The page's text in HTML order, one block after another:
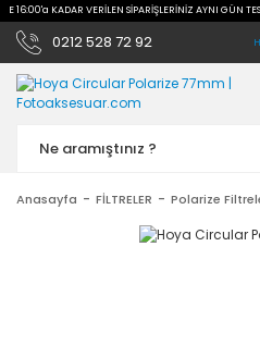
16:00'a KADAR VERİLEN SİPARİŞLERİNİZ AYNI GÜN
0212 528 72 92
Anasayfa FİLTRELER Polarize